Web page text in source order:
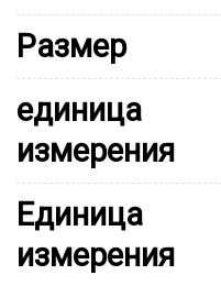
Размер
единица
измерения
Единица
измерения